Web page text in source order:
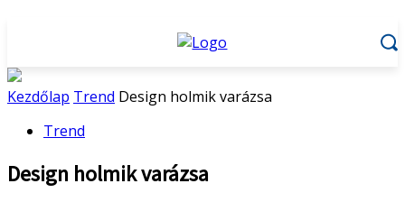
Kezdőlap Trend Design holmik varázsa
Trend
Design holmik varázsa